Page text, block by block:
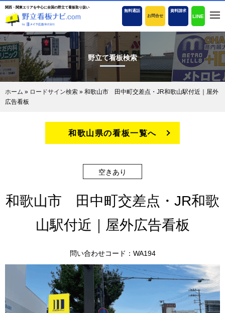
関西・関東エリアを中心に全国の野立て看板取り扱い
無料通話
お問合せ
資料請求
LINE
野立て看板検索
ホーム » ロードサイン検索 » 和歌山市 田中町交差点・JR和歌山駅付近｜屋外
広告看板
和歌山県の看板一覧へ
空きあり
和歌山市 田中町交差点・JR和歌
山駅付近｜屋外広告看板
問い合わせコード：WA194